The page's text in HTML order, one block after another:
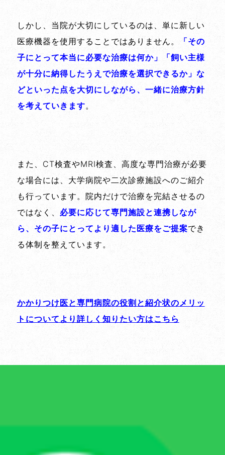
しかし、当院が大切にしているのは、単に新しい
医療機器を使用することではありません。
「その
子にとって本当に必要な治療は何か」「飼い主様
が十分に納得したうえで治療を選択できるか」な
どといった点を大切にしながら、一緒に治療方針
を考えていきます。
また、CT検査やMRI検査、高度な専門治療が必要
な場合には、大学病院や二次診療施設へのご紹介
も行っています。院内だけで治療を完結させるの
ではなく、 必要に応じて専門施設と連携しなが
ら、その子にとってより適した医療をご提案でき
る体制を整えています。
かかりつけ医と専門病院の役割と紹介状のメリッ
トについてより詳しく知りたい方はこちら
通しについても、できる限り丁寧にお伝えするこ